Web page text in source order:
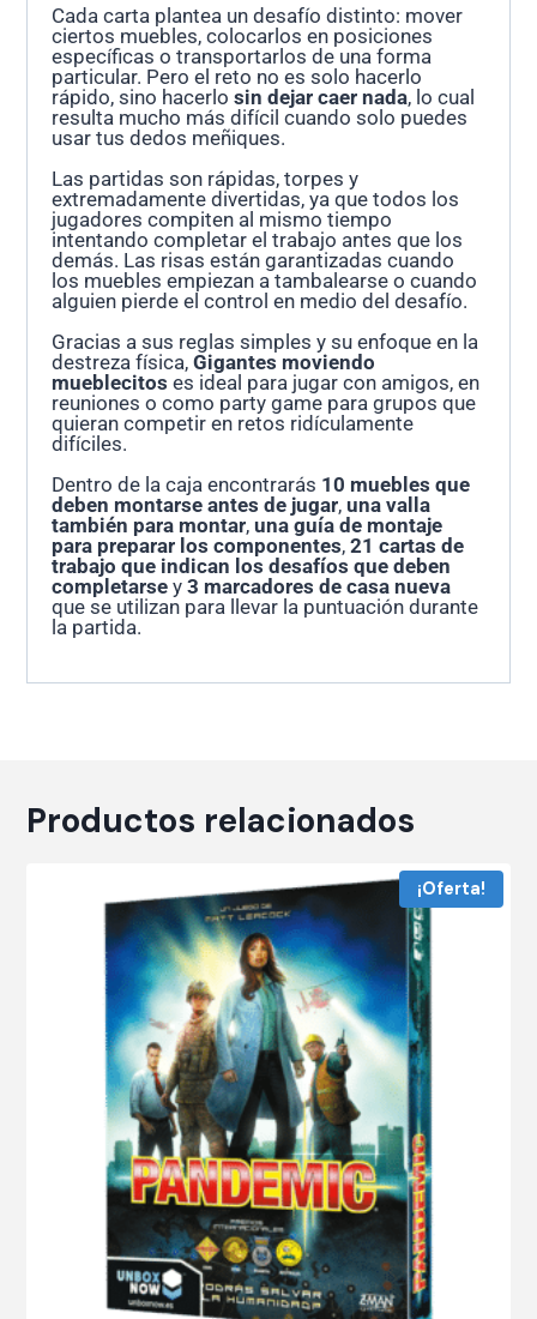
Cada carta plantea un desafío distinto: mover
ciertos muebles, colocarlos en posiciones
específicas o transportarlos de una forma
particular. Pero el reto no es solo hacerlo
rápido, sino hacerlosin dejar caer nada, lo cual
resulta mucho más difícil cuando solo puedes
usar tus dedos meñiques.
Las partidas son rápidas, torpes y
extremadamente divertidas, ya que todos los
jugadores compiten al mismo tiempo
intentando completar el trabajo antes que los
demás. Las risas están garantizadas cuando
los muebles empiezan a tambalearse o cuando
alguien pierde el control en medio del desafío.
Gracias a sus reglas simples y su enfoque en la
destreza física,Gigantes moviendo
mueblecitos es ideal para jugar con amigos, en
reuniones o como party game para grupos que
quieran competir en retos ridículamente
difíciles.
Dentro de la caja encontrarás 10 muebles que
deben montarse antes de jugar,una valla
también para montar,una guía de montaje
para preparar los componentes,21 cartas de
trabajo que indican los desafíos que deben
completarse y3 marcadores de casa nueva
que se utilizan para llevar la puntuación durante
la partida.
Productos relacionados
¡Oferta!